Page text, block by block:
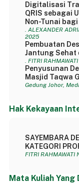
Digitalisasi
QRIS sebagai
Non-Tunai bagi
. ALEXANDER
2025
Pembuatan
Jantung Sehat
. FITRI
Penyusunan
Masjid Taqwa
Gedung Johor,
Hak Kekayaan
SAYEMBARA
KATEGORI
FITRI RAHMAWATI
Mata Kuliah Yang